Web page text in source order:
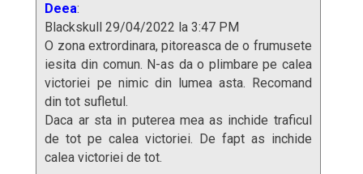
Deea:
Blackskull 29/04/2022 la 3:47 PM
O zona extrordinara, pitoreasca de o frumusete
iesita din comun. N-as da o plimbare pe calea
victoriei pe nimic din lumea asta. Recomand
din tot sufletul.
Daca ar sta in puterea mea as inchide traficul
de tot pe calea victoriei. De fapt as inchide
calea victoriei de tot.